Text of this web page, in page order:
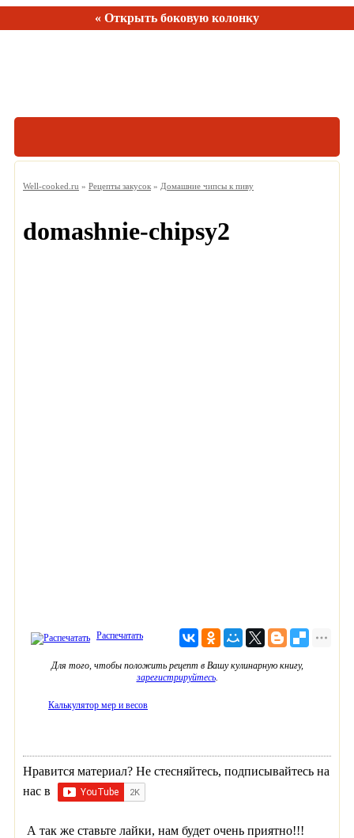
« Открыть боковую колонку
Рецептов:150
Well-cooked.ru » Рецепты закусок » Домашние чипсы к пиву
domashnie-chipsy2
Распечатать
Для того, чтобы положить рецепт в Вашу кулинарную книгу,
зарегистрируйтесь.
Калькулятор мер и весов
Нравится материал? Не стесняйтесь, подписывайтесь на
нас в
А так же ставьте лайки, нам будет очень приятно!!!